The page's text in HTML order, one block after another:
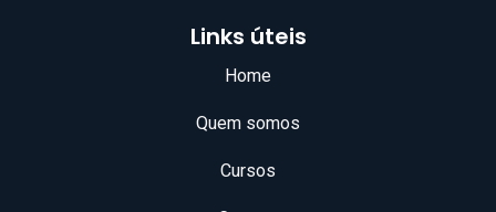
Links úteis
Home
Quem somos
Cursos